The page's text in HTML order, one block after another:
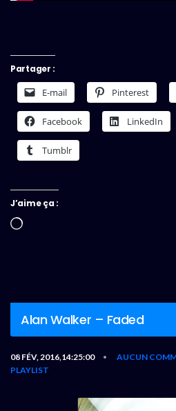
Partager :
E-mail Pinterest
Facebook LinkedIn
Tumblr
J’aime ça :
Chargement…
Alan Walker – Faded
08 FÉV, 2016,14:25:00 • AUCUN
PLAYLIST